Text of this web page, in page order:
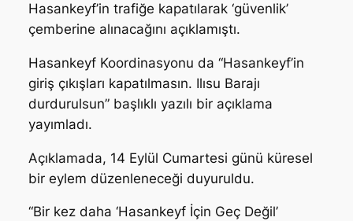
Hasankeyf’in trafiğe kapatılarak ‘güvenlik’
çemberine alınacağını açıklamıştı.
Hasankeyf Koordinasyonu da “Hasankeyf’in
giriş çıkışları kapatılmasın. Ilısu Barajı
durdurulsun” başlıklı yazılı bir açıklama
yayımladı.
Açıklamada, 14 Eylül Cumartesi günü küresel
bir eylem düzenleneceği duyuruldu.
“Bir kez daha ‘Hasankeyf İçin Geç Değil’